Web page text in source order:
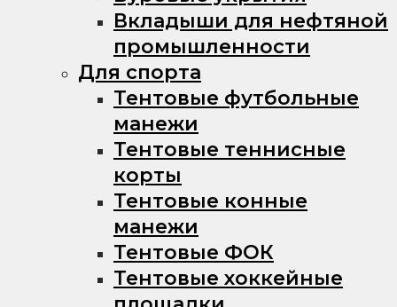
Вкладыши для нефтяной
промышленности
Для спорта
Тентовые футбольные
манежи
Тентовые теннисные
корты
Тентовые конные
манежи
Тентовые ФОК
Тентовые хоккейные